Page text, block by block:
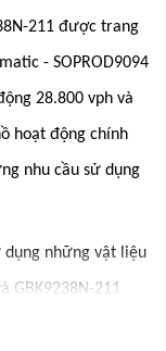
211 được trang
- SOPROD9094
28.800 vph và
hoạt động chính
nhu cầu sử dụng
dụng những vật liệu
GBK9238N-211
xước, chống